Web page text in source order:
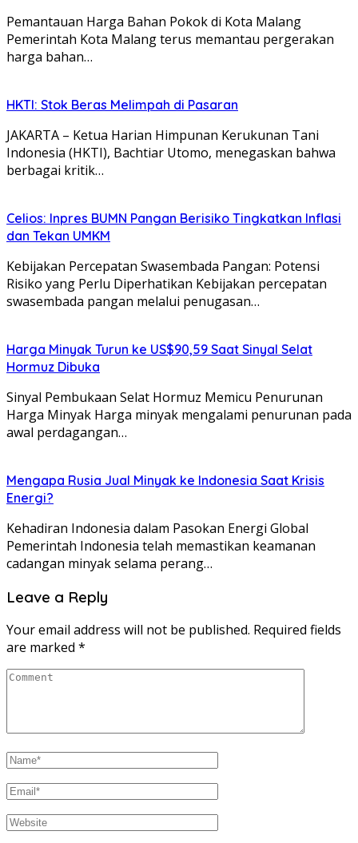
Pemantauan Harga Bahan Pokok di Kota Malang
Pemerintah Kota Malang terus memantau pergerakan
harga bahan…
HKTI: Stok Beras Melimpah di Pasaran
JAKARTA – Ketua Harian Himpunan Kerukunan Tani
Indonesia (HKTI), Bachtiar Utomo, menegaskan bahwa
berbagai kritik…
Celios: Inpres BUMN Pangan Berisiko Tingkatkan Inflasi
dan Tekan UMKM
Kebijakan Percepatan Swasembada Pangan: Potensi
Risiko yang Perlu Diperhatikan Kebijakan percepatan
swasembada pangan melalui penugasan…
Harga Minyak Turun ke US$90,59 Saat Sinyal Selat
Hormuz Dibuka
Sinyal Pembukaan Selat Hormuz Memicu Penurunan
Harga Minyak Harga minyak mengalami penurunan pada
awal perdagangan…
Mengapa Rusia Jual Minyak ke Indonesia Saat Krisis
Energi?
Kehadiran Indonesia dalam Pasokan Energi Global
Pemerintah Indonesia telah memastikan keamanan
cadangan minyak selama perang…
Leave a Reply
Your email address will not be published. Required fields
are marked *